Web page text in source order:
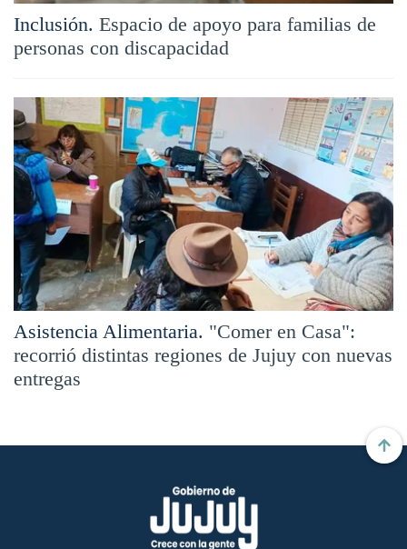
Inclusión. Espacio de apoyo para familias de
personas con discapacidad
Asistencia Alimentaria. "Comer en Casa":
recorrió distintas regiones de Jujuy con nuevas
entregas